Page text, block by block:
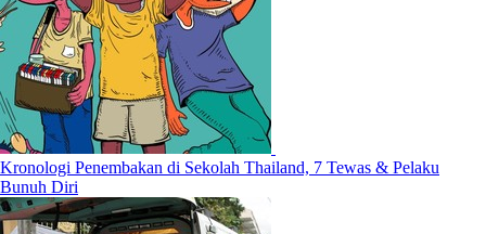
Kronologi Penembakan di Sekolah Thailand, 7 Tewas & Pelaku
Bunuh Diri